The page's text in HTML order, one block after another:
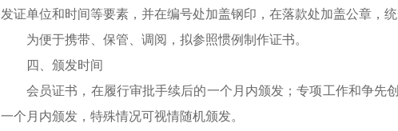
发证单位和时间等要素，并在编号处加盖钢印，在落款处加盖公章，统
为便于携带、保管、调阅，拟参照惯例制作证书。
四、颁发时间
会员证书，在履行审批手续后的一个月内颁发；专项工作和争先
一个月内颁发，特殊情况可视情随机颁发。